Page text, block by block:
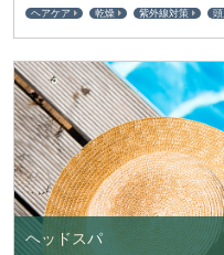
ヘアケア 乾燥 紫外線対策
ヘッドスパ